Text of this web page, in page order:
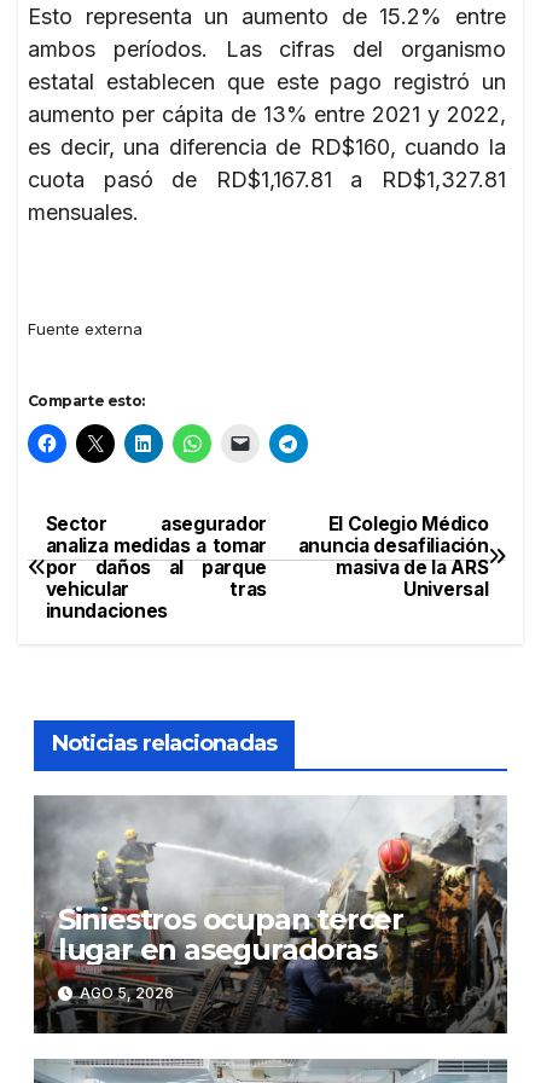
Esto representa un aumento de 15.2% entre
ambos períodos. Las cifras del organismo
estatal establecen que este pago registró un
aumento per cápita de 13% entre 2021 y 2022,
es decir, una diferencia de RD$160, cuando la
cuota pasó de RD$1,167.81 a RD$1,327.81
mensuales.
Fuente externa
Comparte esto:
Navegación
de
El Colegio Médico
anuncia desafiliación
masiva de la ARS
Universal
Sector asegurador
analiza medidas a tomar
por daños al parque
vehicular tras
inundaciones
Noticias relacionadas
Siniestros ocupan tercer
lugar en aseguradoras
AGO 5, 2026